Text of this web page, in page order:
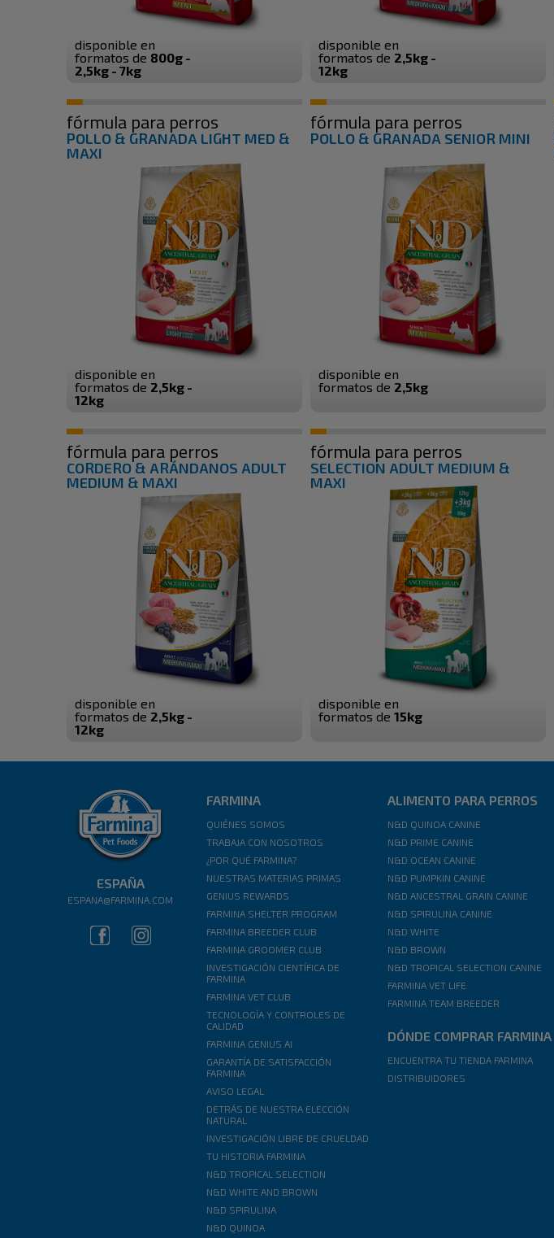
disponible en
formatos de 800g -
2,5kg - 7kg
disponible en
formatos de 2,5kg -
12kg
fórmula para perros
POLLO & GRANADA LIGHT MED &
MAXI
disponible en
formatos de 2,5kg -
12kg
fórmula para perros
POLLO & GRANADA SENIOR MINI
disponible en
formatos de 2,5kg
fórmula para perros
CORDERO & ARÁNDANOS ADULT
MEDIUM & MAXI
disponible en
formatos de 2,5kg -
12kg
fórmula para perros
SELECTION ADULT MEDIUM &
MAXI
disponible en
formatos de 15kg
ESPAÑA
ESPANA@FARMINA.COM
FARMINA
QUIÉNES SOMOS
TRABAJA CON NOSOTROS
¿POR QUÉ FARMINA?
NUESTRAS MATERIAS PRIMAS
GENIUS REWARDS
FARMINA SHELTER PROGRAM
FARMINA BREEDER CLUB
FARMINA GROOMER CLUB
INVESTIGACIÓN CIENTÍFICA DE
FARMINA
FARMINA VET CLUB
TECNOLOGÍA Y CONTROLES DE
CALIDAD
FARMINA GENIUS AI
GARANTÍA DE SATISFACCIÓN
FARMINA
AVISO LEGAL
DETRÁS DE NUESTRA ELECCIÓN
NATURAL
INVESTIGACIÓN LIBRE DE CRUELDAD
TU HISTORIA FARMINA
N&D TROPICAL SELECTION
N&D WHITE AND BROWN
N&D SPIRULINA
N&D QUINOA
ALIMENTO PARA PERROS
N&D QUINOA CANINE
N&D PRIME CANINE
N&D OCEAN CANINE
N&D PUMPKIN CANINE
N&D ANCESTRAL GRAIN CANINE
N&D SPIRULINA CANINE
N&D WHITE
N&D BROWN
N&D TROPICAL SELECTION CANINE
FARMINA VET LIFE
FARMINA TEAM BREEDER
DÓNDE COMPRAR FARMINA
ENCUENTRA TU TIENDA FARMINA
DISTRIBUIDORES